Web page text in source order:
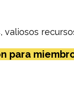
para